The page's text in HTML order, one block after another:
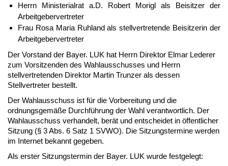
Herrn Ministerialrat a.D. Robert Morigl als Beisitzer der
Arbeitgebervertreter
Frau Rosa Maria Ruhland als stellvertretende Beisitzerin der
Arbeitgebervertreter
Der Vorstand der Bayer. LUK hat Herrn Direktor Elmar Lederer
zum Vorsitzenden des Wahlausschusses und Herrn
stellvertretenden Direktor Martin Trunzer als dessen
Stellvertreter bestellt.
Der Wahlausschuss ist für die Vorbereitung und die
ordnungsgemäße Durchführung der Wahl verantwortlich. Der
Wahlausschuss verhandelt, berät und entscheidet in öffentlicher
Sitzung (§ 3 Abs. 6 Satz 1 SVWO). Die Sitzungstermine werden
im Internet bekannt gegeben.
Als erster Sitzungstermin der Bayer. LUK wurde festgelegt: